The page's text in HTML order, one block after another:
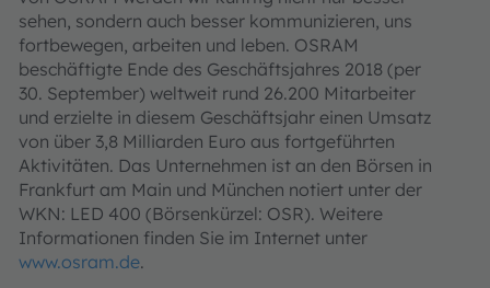
sehen, sondern auch besser kommunizieren, uns
fortbewegen, arbeiten und leben. OSRAM
beschäftigte Ende des Geschäftsjahres 2018 (per
30. September) weltweit rund 26.200 Mitarbeiter
und erzielte in diesem Geschäftsjahr einen Umsatz
von über 3,8 Milliarden Euro aus fortgeführten
Aktivitäten. Das Unternehmen ist an den Börsen in
Frankfurt am Main und München notiert unter der
WKN: LED 400 (Börsenkürzel: OSR). Weitere
Informationen finden Sie im Internet unter
www.osram.de.